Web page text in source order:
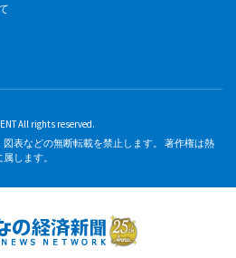
All rights reserved.
表などの無断転載を禁止します。 著作権は熱
します。